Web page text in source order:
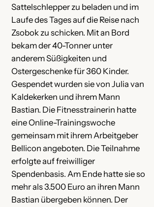
Sattelschlepper zu beladen und im
Laufe des Tages auf die Reise nach
Zsobok zu schicken. Mit an Bord
bekam der 40-Tonner unter
anderem Süßigkeiten und
Ostergeschenke für 360 Kinder.
Gespendet wurden sie von Julia van
Kaldekerken und ihrem Mann
Bastian. Die Fitnesstrainerin hatte
eine Online-Trainingswoche
gemeinsam mit ihrem Arbeitgeber
Bellicon angeboten. Die Teilnahme
erfolgte auf freiwilliger
Spendenbasis. Am Ende hatte sie so
mehr als 3.500 Euro an ihren Mann
Bastian übergeben können. Der